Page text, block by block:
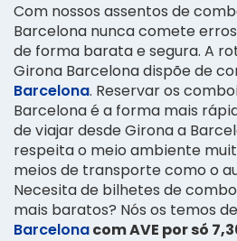
Com nossos assentos de
Barcelona nunca comete
de forma barata e segura. A
Girona Barcelona dispõe de
Barcelona. Reservar os
Barcelona é a forma mais
de viajar desde Girona a
respeita o meio ambiente
meios de transporte como o
Necesita de bilhetes de
mais baratos? Nós os temos
Barcelonacom AVE por só